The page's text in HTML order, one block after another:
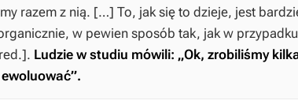
razem z nią. […] To, jak się to dzieje, jest
w pewien sposób tak, jak w przypadku
Ludzie w studiu mówili: „Ok, zrobiliśmy